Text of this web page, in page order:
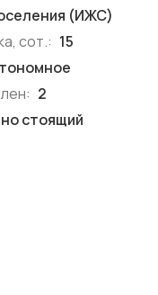
(ИЖС)
сот.: 15
2
стоящий